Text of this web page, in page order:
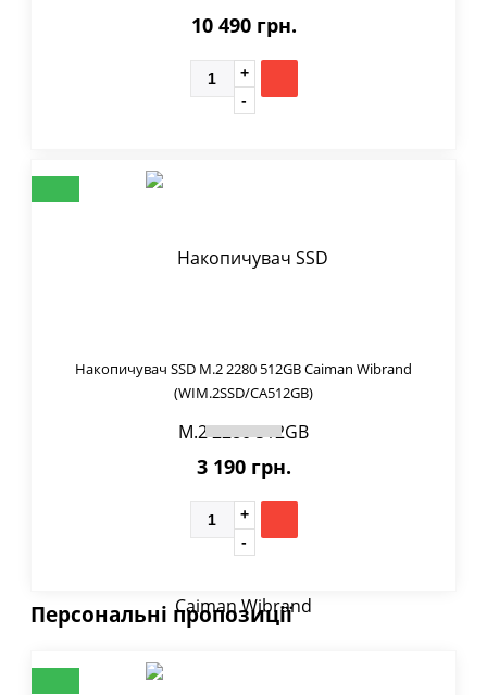
10 490 грн.
Накопичувач SSD M.2 2280 512GB Caiman Wibrand
(WIM.2SSD/CA512GB)
3 190 грн.
Персональні пропозиції